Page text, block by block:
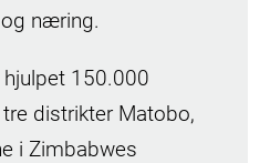
næring.
150.000
distrikter Matobo,
i Zimbabwes